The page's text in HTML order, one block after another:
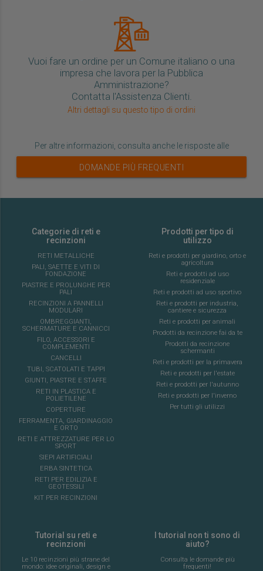
Vuoi fare un ordine per un Comune italiano o una
impresa che lavora per la Pubblica
Amministrazione?
Contatta l'Assistenza Clienti.
Altri dettagli su questo tipo di ordini
Per altre informazioni, consulta anche le risposte alle
DOMANDE PIÙ FREQUENTI
Categorie di reti e
recinzioni
RETI METALLICHE
PALI, SAETTE E VITI DI
FONDAZIONE
PIASTRE E PROLUNGHE PER
PALI
RECINZIONI A PANNELLI
MODULARI
OMBREGGIANTI,
SCHERMATURE E CANNICCI
FILO, ACCESSORI E
COMPLEMENTI
CANCELLI
TUBI, SCATOLATI E TAPPI
GIUNTI, PIASTRE E STAFFE
RETI IN PLASTICA E
POLIETILENE
COPERTURE
FERRAMENTA, GIARDINAGGIO
E ORTO
RETI E ATTREZZATURE PER LO
SPORT
SIEPI ARTIFICIALI
ERBA SINTETICA
RETI PER EDILIZIA E
GEOTESSILI
KIT PER RECINZIONI
Prodotti per tipo di
utilizzo
Reti e prodotti per giardino, orto e
agricoltura
Reti e prodotti ad uso
residenziale
Reti e prodotti ad uso sportivo
Reti e prodotti per industria,
cantiere e sicurezza
Reti e prodotti per animali
Prodotti da recinzione fai da te
Prodotti da recinzione
schermanti
Reti e prodotti per la primavera
Reti e prodotti per l'estate
Reti e prodotti per l'autunno
Reti e prodotti per l'inverno
Per tutti gli utilizzi
Tutorial su reti e
recinzioni
Le 10 recinzioni più strane del
mondo: idee originali, design e
I tutorial non ti sono di
aiuto?
Consulta le domande più
frequenti!